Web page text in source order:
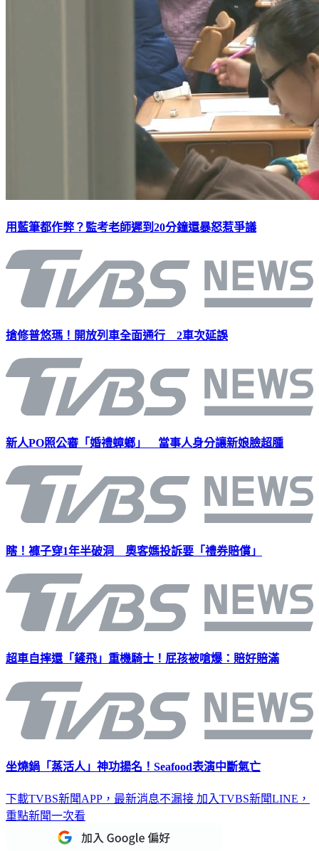
用藍筆都作弊？監考老師遲到20分鐘還暴怒惹爭議
搶修普悠瑪！開放列車全面通行 2車次延誤
新人PO照公審「婚禮蟑螂」 當事人身分讓新娘臉超腫
瞎！褲子穿1年半破洞 奧客媽投訴要「禮券賠償」
超車自摔還「鏟飛」重機騎士！屁孩被嗆爆：賠好賠滿
坐燒鍋「蒸活人」神功揚名！Seafood表演中斷氣亡
下載TVBS新聞APP，最新消息不漏接 加入TVBS新聞LINE，
重點新聞一次看